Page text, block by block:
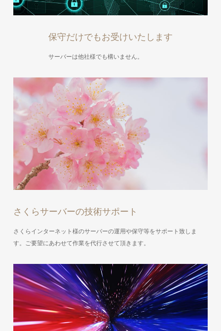
保守だけでもお受けいたします
サーバーは他社様でも構いません。
さくらサーバーの技術サポート
さくらインターネット様のサーバーの運用や保守等をサポート致しま
す。ご要望にあわせて作業を代行させて頂きます。